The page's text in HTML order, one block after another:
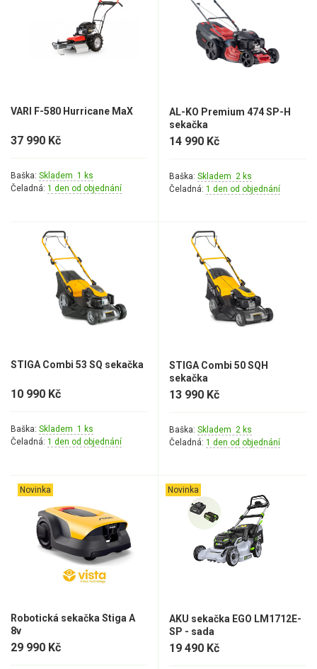
VARI F-580 Hurricane MaX
37 990 Kč
Baška: Skladem 1 ks
Čeladná: 1 den od objednání
AL-KO Premium 474 SP-H
sekačka
14 990 Kč
Baška: Skladem 2 ks
Čeladná: 1 den od objednání
STIGA Combi 53 SQ sekačka
10 990 Kč
Baška: Skladem 1 ks
Čeladná: 1 den od objednání
STIGA Combi 50 SQH
sekačka
13 990 Kč
Baška: Skladem 2 ks
Čeladná: 1 den od objednání
Novinka
Robotická sekačka Stiga A
8v
29 990 Kč
Novinka
AKU sekačka EGO LM1712E-
SP - sada
19 490 Kč